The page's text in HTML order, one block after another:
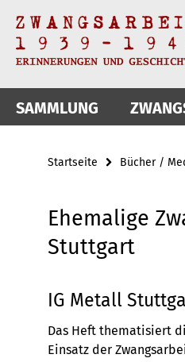
direkt
Inhalt
Service-
Navigation
SAMMLUNG
Startseite Bücher /
Ehemalige
Stuttgart
IG Metall
Das Heft thematisiert
Einsatz der